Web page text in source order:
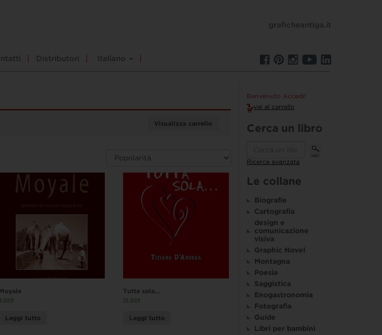
Distributori Italiano
graficheantiga.it
Visualizza carrello
Moyale
8,00€
Leggi tutto
Tutta sola…
10,00€
Leggi tutto
Benvenuto Accedi!
vai al carrello
Cerca un libro
Ricerca avanzata
Le collane
Biografie
Cartografia
design e
comunicazione
visiva
Graphic Novel
Montagna
Poesia
Saggistica
Enogastronomia
Fotografia
Guide
Libri per bambini